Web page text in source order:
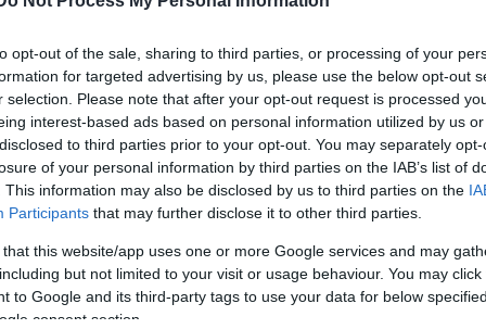
opt-out of the sale, sharing to third parties, or processing of your
for targeted advertising by us, please use the below opt-out
selection. Please note that after your opt-out request is processed
interest-based ads based on personal information utilized by us
to third parties prior to your opt-out. You may separately
of your personal information by third parties on the IAB’s list of
This information may also be disclosed by us to third parties on the
Participants that may further disclose it to other third parties.
that this website/app uses one or more Google services and may
but not limited to your visit or usage behaviour. You may
to Google and its third-party tags to use your data for below
consent section.
színpadi lét egyetlen hatalmas illúzió, és
megváltoztatja az embert. Úgy gondolom,
sikeres periódusokat, mégis rengetegen
tönkre, különösen az előadóművészek.
így a saját kudarcaimat is bele tudtam